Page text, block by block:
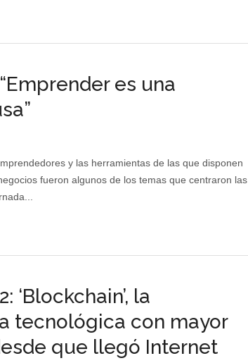
es una
y las herramientas de las que disponen
fueron algunos de los temas que centraron las
‘Blockchain’, la
tecnológica con mayor
que llegó Internet